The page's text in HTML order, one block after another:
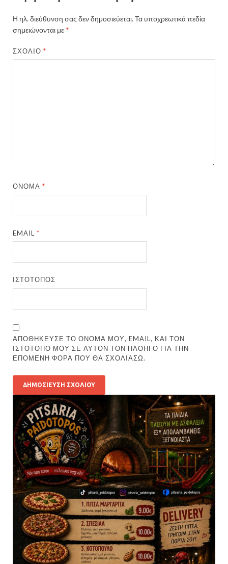
Η ηλ. διεύθυνση σας δεν δημοσιεύεται.Τα υποχρεωτικά πεδία
σημειώνονται με *
ΣΧΌΛΙΟ*
ΌΝΟΜΑ*
EMAIL*
ΙΣΤΌΤΟΠΟΣ
ΑΠΟΘΉΚΕΥΣΕ ΤΟ ΌΝΟΜΆ ΜΟΥ, EMAIL, ΚΑΙ ΤΟΝ
ΙΣΤΌΤΟΠΟ ΜΟΥ ΣΕ ΑΥΤΌΝ ΤΟΝ ΠΛΟΗΓΌ ΓΙΑ ΤΗΝ
ΕΠΌΜΕΝΗ ΦΟΡΆ ΠΟΥ ΘΑ ΣΧΟΛΙΆΣΩ.